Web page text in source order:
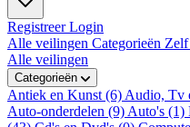
RegistreerLogin
Alle veilingen Categorieën
Alle veilingen
Categorieën
Antiek en Kunst (6) Audio, Tv
Auto-onderdelen (9) Auto's (1)